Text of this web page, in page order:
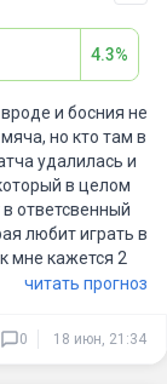
футбол.
матчей, а в
козырь — игра
Башич,
Джеко — под
Ключевой
бы часть из
4.3%
и босния не
но кто там в
удалилась и
в целом
ответсвенный
любит играть в
мне кажется 2
читать прогноз
0 18 июн, 21:34